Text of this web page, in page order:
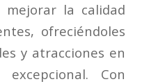
mejorar la calidad
ofreciéndoles
y atracciones en
Con